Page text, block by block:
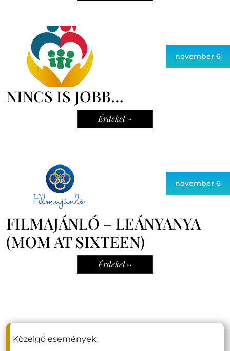
november 6
NINCS IS JOBB…
Érdekel ->
november 6
FILMAJÁNLÓ – LEÁNYANYA
(MOM AT SIXTEEN)
Érdekel ->
Közelgő események